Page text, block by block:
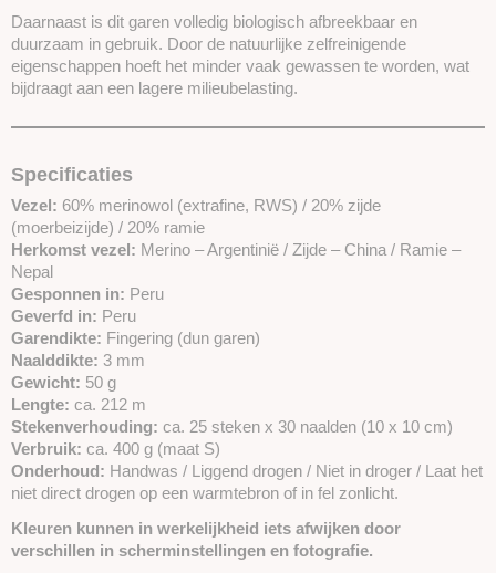
Daarnaast is dit garen volledig biologisch afbreekbaar en
duurzaam in gebruik. Door de natuurlijke zelfreinigende
eigenschappen hoeft het minder vaak gewassen te worden, wat
bijdraagt aan een lagere milieubelasting.
Specificaties
Vezel: 60% merinowol (extrafine, RWS) / 20% zijde
(moerbeizijde) / 20% ramie
Herkomst vezel: Merino – Argentinië / Zijde – China / Ramie –
Nepal
Gesponnen in: Peru
Geverfd in: Peru
Garendikte: Fingering (dun garen)
Naalddikte: 3 mm
Gewicht: 50 g
Lengte: ca. 212 m
Stekenverhouding: ca. 25 steken x 30 naalden (10 x 10 cm)
Verbruik: ca. 400 g (maat S)
Onderhoud: Handwas / Liggend drogen / Niet in droger / Laat het
niet direct drogen op een warmtebron of in fel zonlicht.
Kleuren kunnen in werkelijkheid iets afwijken door
verschillen in scherminstellingen en fotografie.